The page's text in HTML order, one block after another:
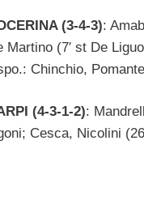
(3-4-3):
Martino (7′ st De
Chinchio,
(4-3-1-2):
Cesca, Nicolini